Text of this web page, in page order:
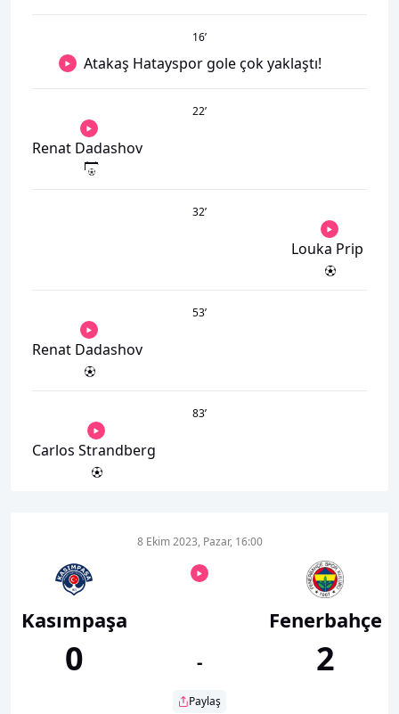
16’
Atakaş Hatayspor gole çok yaklaştı!
22’
Renat Dadashov
32’
Louka Prip
53’
Renat Dadashov
83’
Carlos Strandberg
Kasımpaşa
0
8 Ekim 2023, Pazar, 16:00
-
Paylaş
Fenerbahçe
2